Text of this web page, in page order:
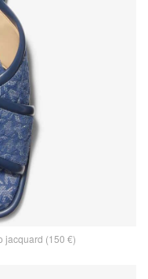
jacquard (150 €)